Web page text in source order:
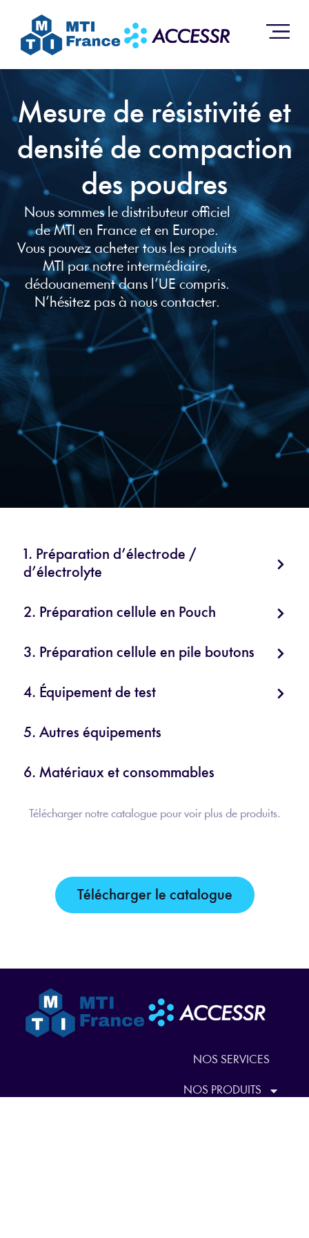
Mesure de résistivité et
densité de compaction
des poudres
Nous sommes le distributeur officiel
de MTI en France et en Europe.
Vous pouvez acheter tous les produits
MTI par notre intermédiaire,
dédouanement dans l’UE compris.
N’hésitez pas à nous contacter.
1. Préparation d’électrode /
d’électrolyte
2. Préparation cellule en Pouch
3. Préparation cellule en pile boutons
4. Équipement de test
5. Autres équipements
6. Matériaux et consommables
Télécharger notre catalogue pour voir plus de produits.
Télécharger le catalogue
NOS SERVICES
NOS PRODUITS